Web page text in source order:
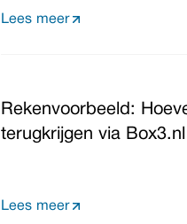
Lees meer
Rekenvoorbeeld:
terugkrijgen via Box3.nl
Lees meer